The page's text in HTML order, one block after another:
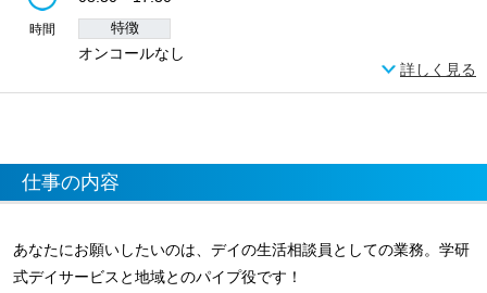
時間 特徴
オンコールなし
詳しく見る
仕事の内容
あなたにお願いしたいのは、デイの生活相談員としての業務。学研
式デイサービスと地域とのパイプ役です！